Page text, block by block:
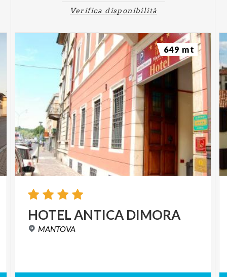
Verifica disponibilità
HOTELANTICA DIMORA
MANTOVA
649 mt